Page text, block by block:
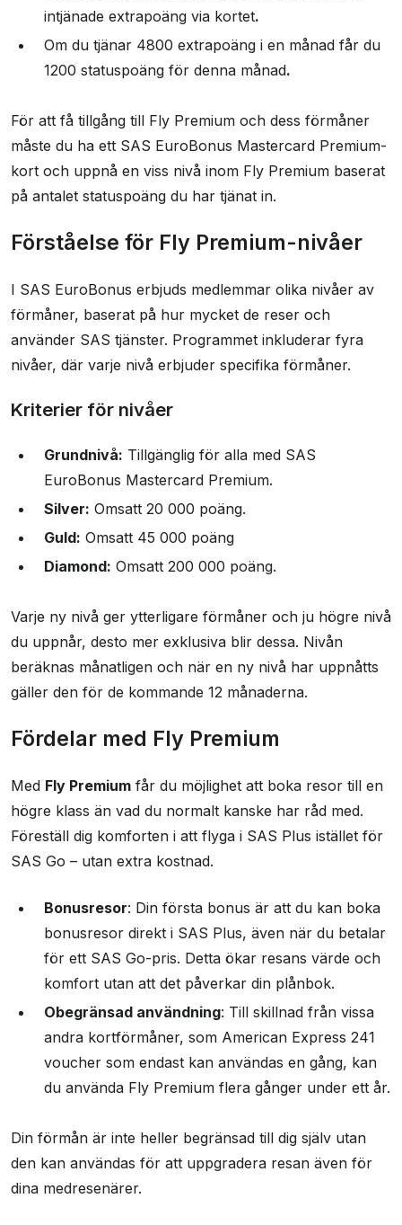
intjänade extrapoäng via kortet.
Om du tjänar 4800 extrapoäng i en månad får du
1200 statuspoäng för denna månad.
För att få tillgång till Fly Premium och dess förmåner
måste du ha ett SAS EuroBonus Mastercard Premium-
kort och uppnå en viss nivå inom Fly Premium baserat
på antalet statuspoäng du har tjänat in.
Förståelse för Fly Premium-nivåer
I SAS EuroBonus erbjuds medlemmar olika nivåer av
förmåner, baserat på hur mycket de reser och
använder SAS tjänster. Programmet inkluderar fyra
nivåer, där varje nivå erbjuder specifika förmåner.
Kriterier för nivåer
Grundnivå: Tillgänglig för alla med SAS
EuroBonus Mastercard Premium.
Silver: Omsatt 20 000 poäng.
Guld: Omsatt 45 000 poäng
Diamond: Omsatt 200 000 poäng.
Varje ny nivå ger ytterligare förmåner och ju högre nivå
du uppnår, desto mer exklusiva blir dessa. Nivån
beräknas månatligen och när en ny nivå har uppnåtts
gäller den för de kommande 12 månaderna.
Fördelar med Fly Premium
Med Fly Premium får du möjlighet att boka resor till en
högre klass än vad du normalt kanske har råd med.
Föreställ dig komforten i att flyga i SAS Plus istället för
SAS Go – utan extra kostnad.
Bonusresor: Din första bonus är att du kan boka
bonusresor direkt i SAS Plus, även när du betalar
för ett SAS Go-pris. Detta ökar resans värde och
komfort utan att det påverkar din plånbok.
Obegränsad användning: Till skillnad från vissa
andra kortförmåner, som American Express 241
voucher som endast kan användas en gång, kan
du använda Fly Premium flera gånger under ett år.
Din förmån är inte heller begränsad till dig själv utan
den kan användas för att uppgradera resan även för
dina medresenärer.